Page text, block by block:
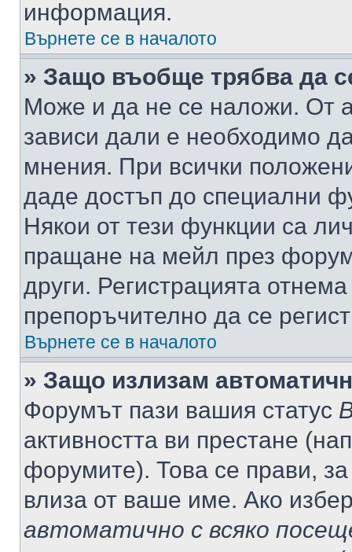
информация.
Върнете се в началото
» Защо въобще трябва да
Може и да не се наложи. От
зависи дали е необходимо
мнения. При всички
даде достъп до специални
Някои от тези функции са
пращане на мейл през
други. Регистрацията
препоръчително да се
Върнете се в началото
» Защо излизам
Форумът пази вашия статус
активността ви престане
форумите). Това се прави,
влиза от ваше име. Ако
автоматично с всяко